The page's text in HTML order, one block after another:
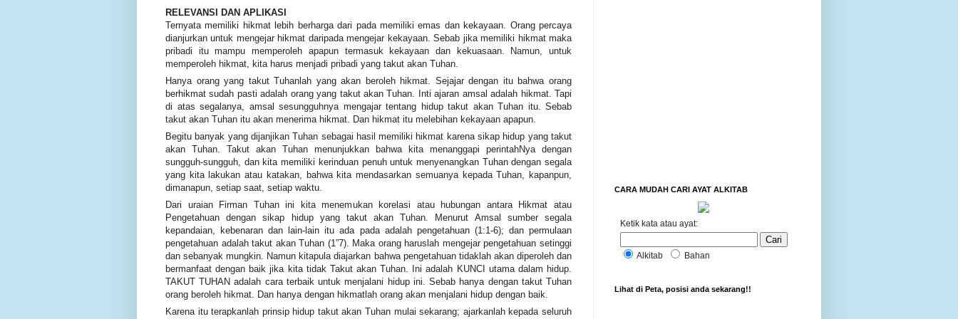
RELEVANSI DAN APLIKASI
Ternyata memiliki hikmat lebih berharga dari pada memiliki emas dan kekayaan. Orang percaya
dianjurkan untuk mengejar hikmat daripada mengejar kekayaan. Sebab jika memiliki hikmat maka
pribadi itu mampu memperoleh apapun termasuk kekayaan dan kekuasaan. Namun, untuk
memperoleh hikmat, kita harus menjadi pribadi yang takut akan Tuhan.
Hanya orang yang takut Tuhanlah yang akan beroleh hikmat. Sejajar dengan itu bahwa orang
berhikmat sudah pasti adalah orang yang takut akan Tuhan. Inti ajaran amsal adalah hikmat. Tapi
di atas segalanya, amsal sesungguhnya mengajar tentang hidup takut akan Tuhan itu. Sebab
takut akan Tuhan itu akan menerima hikmat. Dan hikmat itu melebihan kekayaan apapun.
Begitu banyak yang dijanjikan Tuhan sebagai hasil memiliki hikmat karena sikap hidup yang takut
akan Tuhan. Takut akan Tuhan menunjukkan bahwa kita menanggapi perintahNya dengan
sungguh-sungguh, dan kita memiliki kerinduan penuh untuk menyenangkan Tuhan dengan segala
yang kita lakukan atau katakan, bahwa kita mendasarkan semuanya kepada Tuhan, kapanpun,
dimanapun, setiap saat, setiap waktu.
Dari uraian Firman Tuhan ini kita menemukan korelasi atau hubungan antara Hikmat atau
Pengetahuan dengan sikap hidup yang takut akan Tuhan. Menurut Amsal sumber segala
kepandaian, kebenaran dan lain-lain itu ada pada adalah pengetahuan (1:1-6); dan permulaan
pengetahuan adalah takut akan Tuhan (1”7). Maka orang haruslah mengejar pengetahuan setinggi
dan sebanyak mungkin. Namun kitapula diajarkan bahwa pengetahuan tidaklah akan diperoleh dan
bermanfaat dengan baik jika kita tidak Takut akan Tuhan. Ini adalah KUNCI utama dalam hidup.
TAKUT TUHAN adalah cara terbaik untuk menjalani hidup ini. Sebab hanya dengan takut Tuhan
orang beroleh hikmat. Dan hanya dengan hikmatlah orang akan menjalani hidup dengan baik.
Karena itu terapkanlah prinsip hidup takut akan Tuhan mulai sekarang; ajarkanlah kepada seluruh
CARA MUDAH CARI AYAT ALKITAB
Ketik kata atau ayat:
Alkitab Bahan
Lihat di Peta, posisi anda sekarang!!